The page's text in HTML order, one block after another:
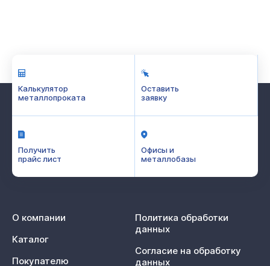
Калькулятор
металлопроката
Оставить
заявку
Получить
прайс лист
Офисы и
металлобазы
О компании
Каталог
Покупателю
Политика обработки
данных
Согласие на обработку
данных